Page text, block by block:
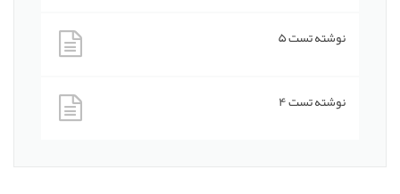
نوشته تست ۵
نوشته تست ۴